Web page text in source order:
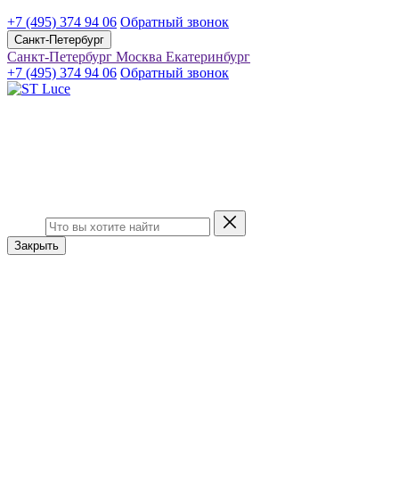
+7 (495) 374 94 06 Обратный звонок
Санкт-Петербург
Санкт-Петербург Москва Екатеринбург
+7 (495) 374 94 06 Обратный звонок
Закрыть